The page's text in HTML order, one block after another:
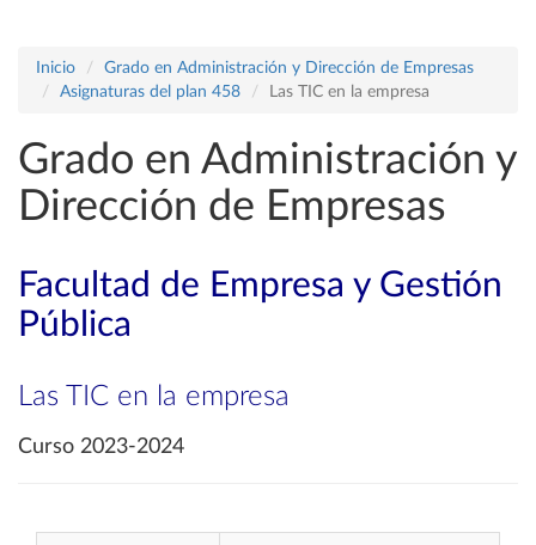
Inicio
Grado en Administración y Dirección de Empresas
Asignaturas del plan 458
Las TIC en la empresa
Grado en Administración y
Dirección de Empresas
Facultad de Empresa y Gestión
Pública
Las TIC en la empresa
Curso 2023-2024